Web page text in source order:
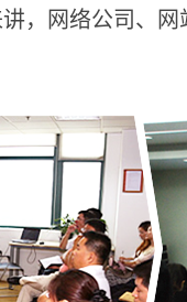
，网络公司、